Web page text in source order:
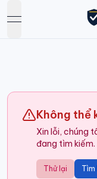
open navigation
Không thể
Xin lỗi, chúng
đang tìm kiếm.
Thử lại Tìm